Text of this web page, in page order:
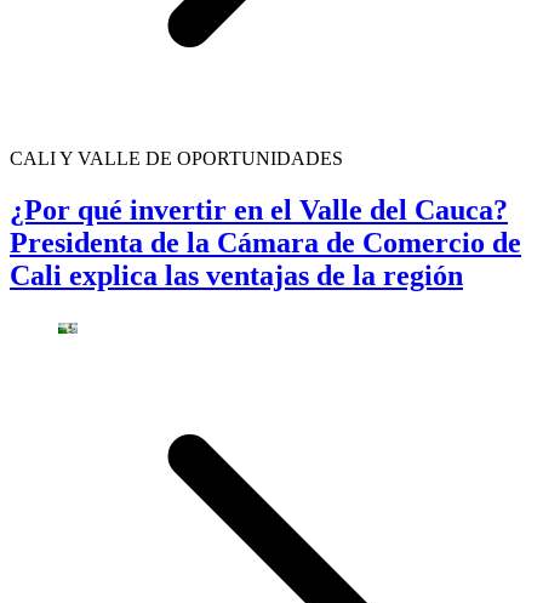
CALI Y VALLE DE OPORTUNIDADES
¿Por qué invertir en el Valle del Cauca?
Presidenta de la Cámara de Comercio de
Cali explica las ventajas de la región